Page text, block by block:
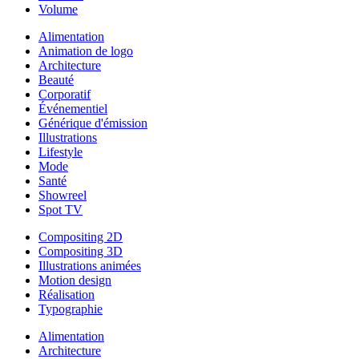
Volume
Alimentation
Animation de logo
Architecture
Beauté
Corporatif
Événementiel
Générique d'émission
Illustrations
Lifestyle
Mode
Santé
Showreel
Spot TV
Compositing 2D
Compositing 3D
Illustrations animées
Motion design
Réalisation
Typographie
Alimentation
Architecture